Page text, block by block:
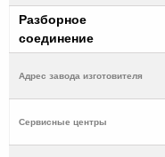
Разборное
соединение
Адрес завода изготовителя
Cервисные центры